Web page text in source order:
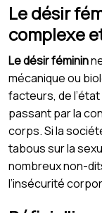
Le désir
complexe
Le désir féminin
mécanique ou
facteurs, de
passant par la
corps. Si la
tabous sur la
nombreux non-
l’insécurité